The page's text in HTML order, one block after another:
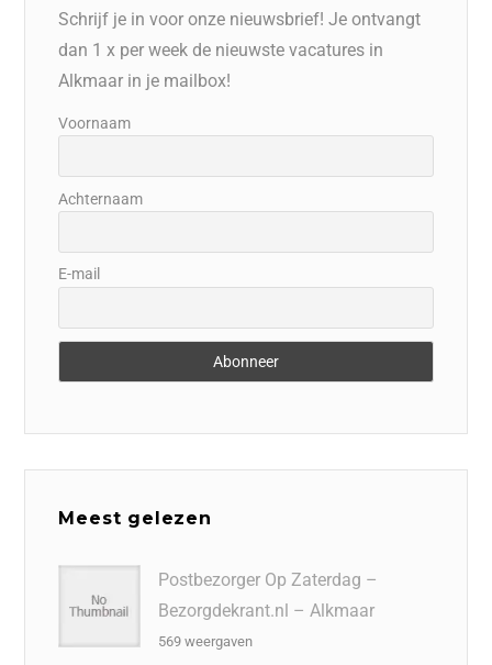
Schrijf je in voor onze nieuwsbrief! Je ontvangt
dan 1 x per week de nieuwste vacatures in
Alkmaar in je mailbox!
Voornaam
Achternaam
E-mail
Meest gelezen
Postbezorger Op Zaterdag –
Bezorgdekrant.nl – Alkmaar
569 weergaven